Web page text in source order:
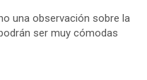
una observación sobre la
ser muy cómodas